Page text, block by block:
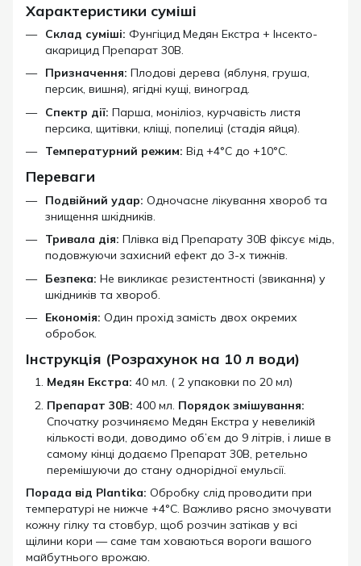
Характеристики суміші
Склад суміші: Фунгіцид Медян Екстра + Інсекто-
акарицид Препарат 30В.
Призначення: Плодові дерева (яблуня, груша,
персик, вишня), ягідні кущі, виноград.
Спектр дії: Парша, моніліоз, курчавість листя
персика, щитівки, кліщі, попелиці (стадія яйця).
Температурний режим: Від +4°C до +10°C.
Переваги
Подвійний удар: Одночасне лікування хвороб та
знищення шкідників.
Тривала дія: Плівка від Препарату 30В фіксує мідь,
подовжуючи захисний ефект до 3-х тижнів.
Безпека: Не викликає резистентності (звикання) у
шкідників та хвороб.
Економія: Один прохід замість двох окремих
обробок.
Інструкція (Розрахунок на 10 л води)
Медян Екстра: 40 мл. ( 2 упаковки по 20 мл)
Препарат 30В: 400 мл. Порядок змішування:
Спочатку розчиняємо Медян Екстра у невеликій
кількості води, доводимо об’єм до 9 літрів, і лише в
самому кінці додаємо Препарат 30В, ретельно
перемішуючи до стану однорідної емульсії.
Порада від Plantika: Обробку слід проводити при
температурі не нижче +4°C. Важливо рясно змочувати
кожну гілку та стовбур, щоб розчин затікав у всі
щілини кори — саме там ховаються вороги вашого
майбутнього врожаю.